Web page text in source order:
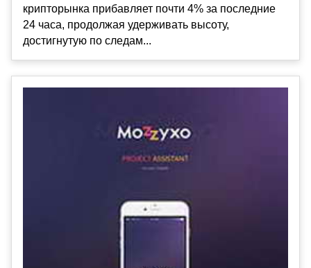
крипторынка прибавляет почти 4% за последние
24 часа, продолжая удерживать высоту,
достигнутую по следам...